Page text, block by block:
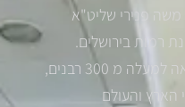
משה פנירי שליט"א
רמות בירושלים.
מ 300 רבנים,